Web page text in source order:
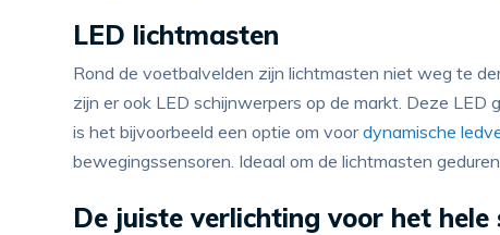
LED lichtmasten
Rond de voetbalvelden zijn lichtmasten niet weg te
zijn er ook LED schijnwerpers op de markt. Deze
is het bijvoorbeeld een optie om voordynamische
bewegingssensoren. Ideaal om de lichtmasten
De juiste verlichting voor het